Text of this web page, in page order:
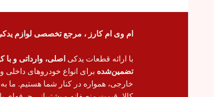
ام وی ام کارز ، مرجع تخصصی لوازم
با ارائه قطعات یدکی اصلی، وارداتی و با
تضمین‌شده برای انواع خودروهای داخلی و
خارجی، همواره در کنار شما هستیم. ما